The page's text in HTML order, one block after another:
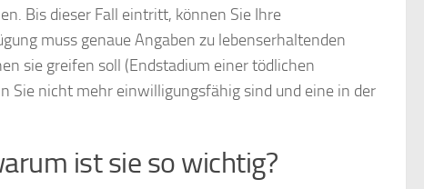
Bis dieser Fall eintritt, können Sie Ihre
muss genaue Angaben zu lebenserhaltenden
sie greifen soll (Endstadium einer tödlichen
Sie nicht mehr einwilligungsfähig sind und eine in der
ist sie so wichtig?